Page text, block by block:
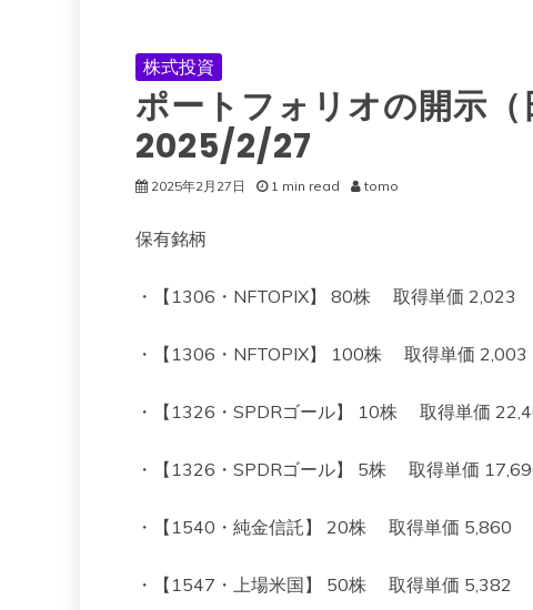
株式投資
ポートフォリオの開示（
2025/2/27
2025年2月27日 1 min read tomo
保有銘柄
・【1306・NFTOPIX】 80株 取得単価
・【1306・NFTOPIX】 100株 取得単価
・【1326・SPDRゴール】 10株 取得単価
・【1326・SPDRゴール】 5株 取得単価
・【1540・純金信託】 20株 取得単価
・【1547・上場米国】 50株 取得単価